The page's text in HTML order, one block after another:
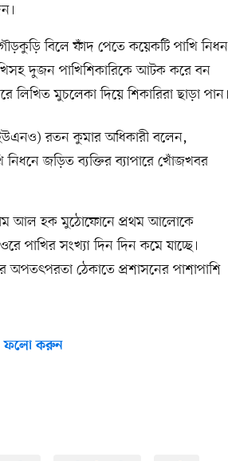
বিলে ফাঁদ পেতে কয়েকটি পাখি নিধন
দুজন পাখিশিকারিকে আটক করে বন
লিখিত মুচলেকা দিয়ে শিকারিরা ছাড়া পান।
(ইউএনও) রতন কুমার অধিকারী বলেন,
জড়িত ব্যক্তির ব্যাপারে খোঁজখবর
ইনাম আল হক মুঠোফোনে প্রথম আলোকে
পাখির সংখ্যা দিন দিন কমে যাচ্ছে।
অপতৎপরতা ঠেকাতে প্রশাসনের পাশাপাশি
ফলো করুন